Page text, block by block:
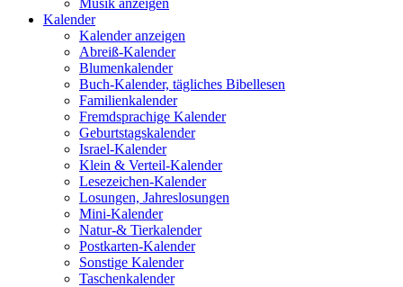
Musik anzeigen
Kalender
Kalender anzeigen
Abreiß-Kalender
Blumenkalender
Buch-Kalender, tägliches Bibellesen
Familienkalender
Fremdsprachige Kalender
Geburtstagskalender
Israel-Kalender
Klein & Verteil-Kalender
Lesezeichen-Kalender
Losungen, Jahreslosungen
Mini-Kalender
Natur-& Tierkalender
Postkarten-Kalender
Sonstige Kalender
Taschenkalender